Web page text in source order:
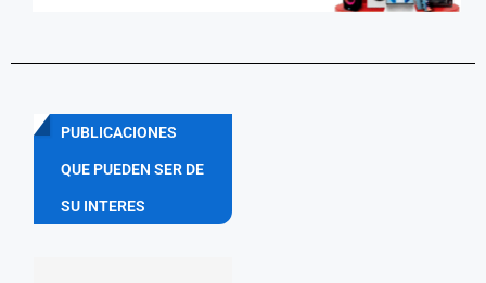
PUBLICACIONES
QUE PUEDEN SER DE
SU INTERES